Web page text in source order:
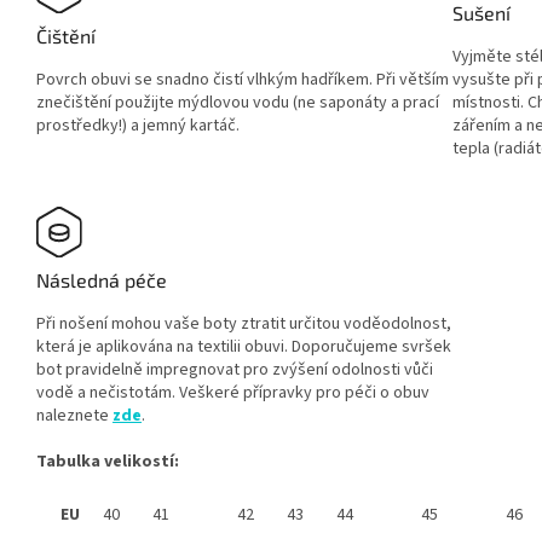
Čištění
Povrch obuvi se snadno čistí vlhkým hadříkem. Při větším
znečištění použijte mýdlovou vodu (ne saponáty a prací
prostředky!) a jemný kartáč.
Sušení
Vyjměte
vysušte při
místnosti.
zářením a
tepla
Následná péče
Při nošení mohou vaše boty ztratit určitou voděodolnost,
která je aplikována na textilii obuvi. Doporučujeme svršek
bot pravidelně impregnovat pro zvýšení odolnosti vůči
vodě a nečistotám. Veškeré přípravky pro péči o obuv
naleznete zde.
Tabulka velikostí:
EU 40 41 42 43 44 45
46